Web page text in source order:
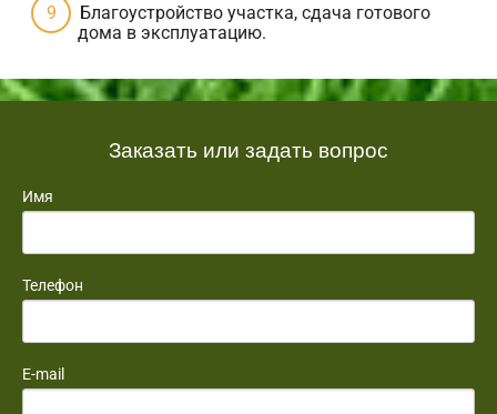
Благоустройство участка, сдача готового
дома в эксплуатацию.
Заказать или задать вопрос
Имя
Телефон
E-mail